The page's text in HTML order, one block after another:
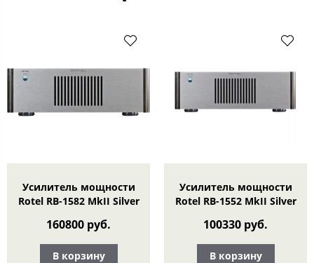
Усилитель мощности
Rotel RB-1582 MkII Silver
160800 руб.
В корзину
Усилитель мощности
Rotel RB-1552 MkII Silver
100330 руб.
В корзину